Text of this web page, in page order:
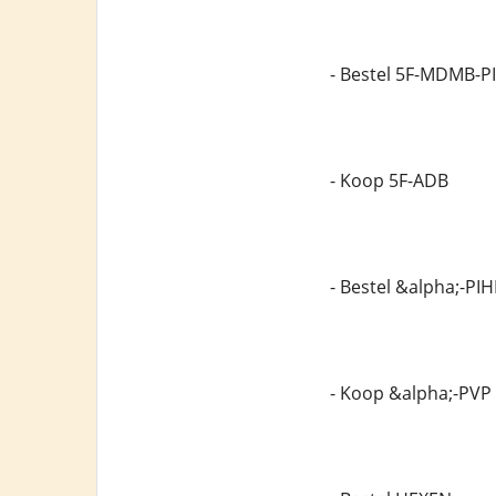
- Bestel 5F-MDMB-
- Koop 5F-ADB
- Bestel &alpha;-
- Koop &alpha;-PVP